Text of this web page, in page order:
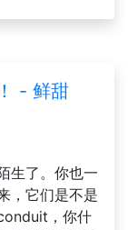
- 鲜甜
生了。你也一
，它们是不是
，你什